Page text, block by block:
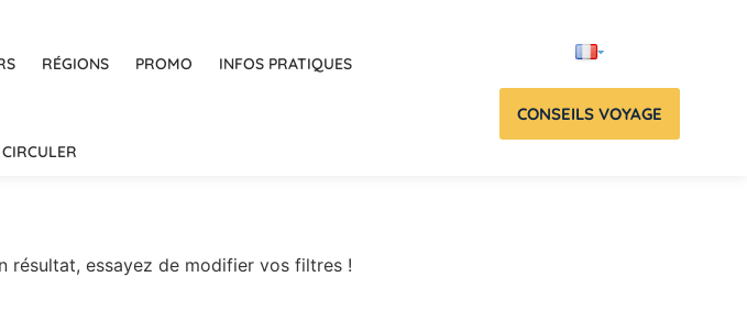
RÉGIONS PROMO INFOS PRATIQUES
CONSEILS VOYAGE
résultat, essayez de modifier vos filtres !